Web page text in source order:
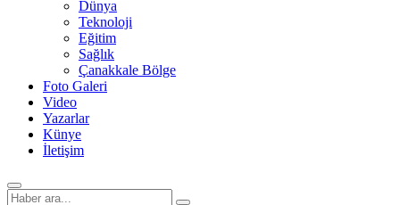
Dünya
Teknoloji
Eğitim
Sağlık
Çanakkale Bölge
Foto Galeri
Video
Yazarlar
Künye
İletişim